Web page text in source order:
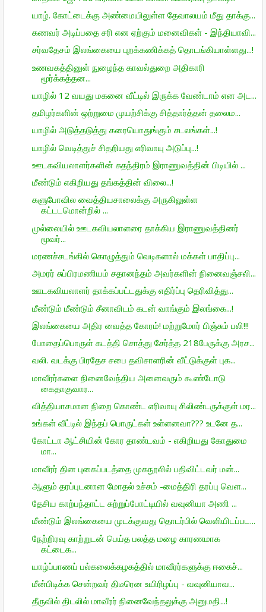
யாழ். கோட்டைக்கு அண்மையிலுள்ள தேவாலயம் மீது தாக்கு...
கணவர் அடிப்பதை சரி என ஏற்கும் மனைவிகள் - இந்தியாவி...
சர்வதேசம் இலங்கையை புறக்கணிக்கத் தொடங்கியாள்ளது...!
உணவகத்தினுள் நுழைந்த காவல்துறை அதிகாரி
மூர்க்கத்தன...
யாழில் 12 வயது மகனை வீட்டில் இருக்க வேண்டாம் என அட...
தமிழர்களின் ஒற்றுமை முயற்சிக்கு சித்தார்த்தன் தலைம...
யாழில் அடுத்தடுத்து கரையொதுங்கும் சடலங்கள்...!
யாழில் வெடித்துச் சிதறியது எரிவாயு அடுப்பு...!
ஊடகவியலாளர்களின் சுதந்திரம் இராணுவத்தின் பிடியில் ...
மீண்டும் எகிறியது தங்கத்தின் விலை...!
களுபோவில வைத்தியசாலைக்கு அருகிலுள்ள
கட்டடமொன்றில் ...
முல்லையில் ஊடகவியலாளரை தாக்கிய இராணுவத்தினர்
மூவர்...
மரணச்சடங்கில் கொழுத்தும் வெடிகளால் மக்கள் பாதிப்பு...
அமரர் சுப்பிரமணியம் சதானந்தம் அவர்களின் நினைவஞ்சலி...
ஊடகவியலாளர் தாக்கப்பட்டதுக்கு எதிர்ப்பு தெரிவித்து...
மீண்டும் மீண்டும் சீனாவிடம் கடன் வாங்கும் இலங்கை...!
இலங்கையை அதிர வைத்த கோரம்! மற்றுமோர் பிஞ்சும் பலி!!!
போதைப்பொருள் கடத்தி சொத்து சேர்த்த 218பேருக்கு அரச...
வலி. வடக்கு பிரதேச சபை தவிசாளரின் வீட்டுக்குள் புக...
மாவீரர்களை நினைவேந்திய அனைவரும் கூண்டோடு
கைதாகுவார...
வித்தியாசமான நிறை கொண்ட எரிவாயு சிலிண்டருக்குள் மர...
உங்கள் வீட்டில் இந்தப் பொருட்கள் உள்ளனவா??? உடனே த...
கோட்டா ஆட்சியின் கோர தாண்டவம் - எகிறியது கோதுமை
மா...
மாவீரர் தின புகைப்படத்தை முகநூலில் பதிவிட்டவர் மன்...
ஆளும் தரப்புடனான மோதல் உச்சம் -மைத்திரி தரப்பு வெள...
தேசிய காற்பந்தாட்ட சுற்றுப்போட்டியில் வவுனியா அணி ...
மீண்டும் இலங்கையை முடக்குவது தொடர்பில் வெளியிடப்பட...
நேற்றிரவு காற்றுடன் பெய்த பலத்த மழை காரணமாக
கட்டைக...
யாழ்ப்பாணப் பல்கலைக்கழகத்தில் மாவீரர்களுக்கு ஈகைச்...
மீன்பிடிக்க சென்றவர் திடீரென உயிரிழப்பு - வவுனியாவ...
தீருவில் திடலில் மாவீரர் நினைவேந்தலுக்கு அனுமதி...!